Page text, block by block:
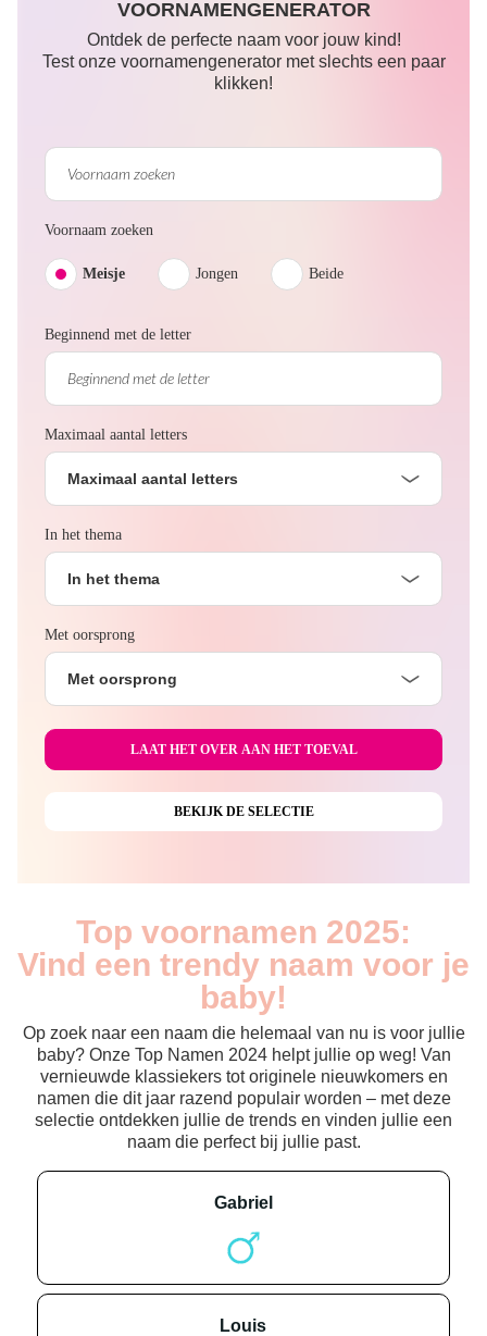
VOORNAMENGENERATOR
Ontdek de perfecte naam voor jouw kind!
Test onze voornamengenerator met slechts een paar
klikken!
Voornaam zoeken
Meisje Jongen Beide
Beginnend met de letter
Maximaal aantal letters
Maximaal aantal letters
In het thema
In het thema
Met oorsprong
Met oorsprong
Top voornamen 2025:
Vind een trendy naam voor je
baby!
Op zoek naar een naam die helemaal van nu is voor jullie
baby? Onze Top Namen 2024 helpt jullie op weg! Van
vernieuwde klassiekers tot originele nieuwkomers en
namen die dit jaar razend populair worden – met deze
selectie ontdekken jullie de trends en vinden jullie een
naam die perfect bij jullie past.
gabriel
louis